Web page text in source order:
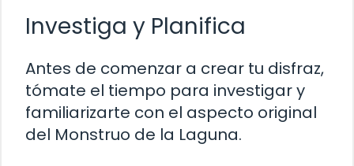
Investiga y Planifica
Antes de comenzar a crear tu disfraz,
tómate el tiempo para investigar y
familiarizarte con el aspecto original
del Monstruo de la Laguna.